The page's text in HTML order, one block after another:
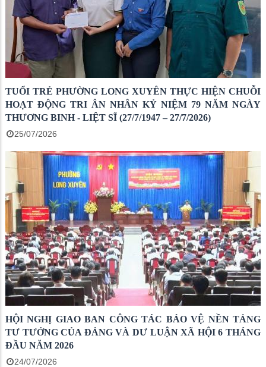
TUỔI TRẺ PHƯỜNG LONG XUYÊN THỰC HIỆN CHUỖI
HOẠT ĐỘNG TRI ÂN NHÂN KỶ NIỆM 79 NĂM NGÀY
THƯƠNG BINH - LIỆT SĨ (27/7/1947 – 27/7/2026)
25/07/2026
HỘI NGHỊ GIAO BAN CÔNG TÁC BẢO VỆ NỀN TẢNG
TƯ TƯỞNG CỦA ĐẢNG VÀ DƯ LUẬN XÃ HỘI 6 THÁNG
ĐẦU NĂM 2026
24/07/2026